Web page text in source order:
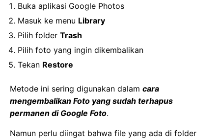
Buka aplikasi Google Photos
Masuk ke menu Library
Pilih folder Trash
Pilih foto yang ingin dikembalikan
Tekan Restore
Metode ini sering digunakan dalam cara
mengembalikan Foto yang sudah terhapus
permanen di Google Foto.
Namun perlu diingat bahwa file yang ada di folder